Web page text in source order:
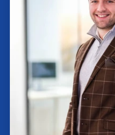
Kontakt
DE